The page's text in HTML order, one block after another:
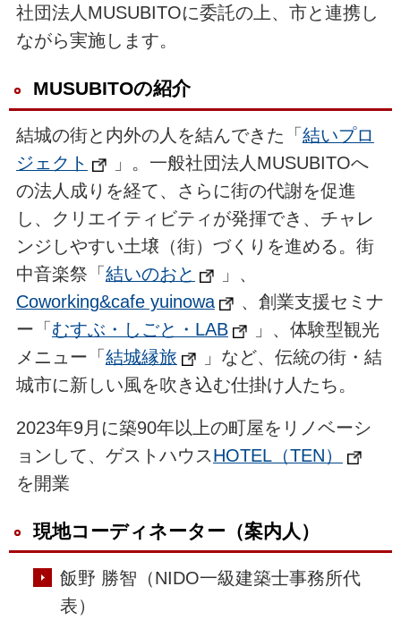
社団法人MUSUBITOに委託の上、市と連携し
ながら実施します。
MUSUBITOの紹介
結城の街と内外の人を結んできた「 結いプロ
ジェクト
」。一般社団法人MUSUBITOへ
の法人成りを経て、さらに街の代謝を促進
し、クリエイティビティが発揮でき、チャレ
ンジしやすい土壌（街）づくりを進める。街
中音楽祭「 結いのおと
」、
Coworking&cafe yuinowa
、創業支援セミナ
ー「 むすぶ・しごと・LAB
」、体験型観光
メニュー「 結城縁旅
」など、伝統の街・結
城市に新しい風を吹き込む仕掛け人たち。
2023年9月に築90年以上の町屋をリノベーシ
ョンして、ゲストハウスHOTEL（TEN）
を開業
現地コーディネーター（案内人）
飯野 勝智（NIDO一級建築士事務所代
表）